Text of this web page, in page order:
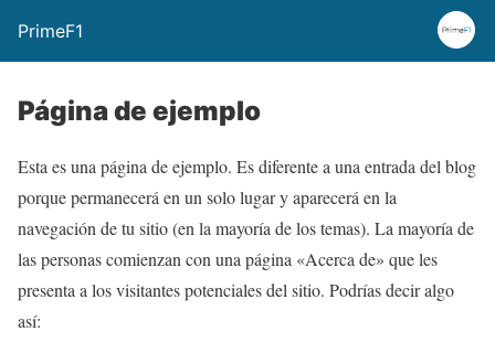
PrimeF1
Página de ejemplo
Esta es una página de ejemplo. Es diferente a una entrada del blog
porque permanecerá en un solo lugar y aparecerá en la
navegación de tu sitio (en la mayoría de los temas). La mayoría de
las personas comienzan con una página «Acerca de» que les
presenta a los visitantes potenciales del sitio. Podrías decir algo
así: